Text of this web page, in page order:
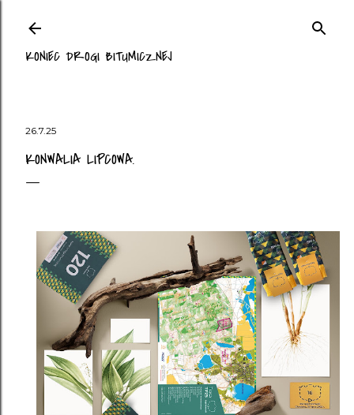
KONIEC DROGI BITUMICZNEJ
26.7.25
KONWALIA LIPCOWA.